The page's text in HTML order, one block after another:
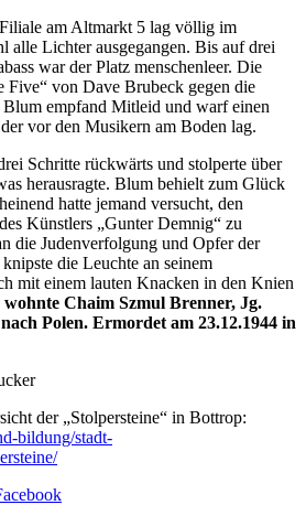
am Altmarkt 5 lag völlig im
alle Lichter ausgegangen. Bis auf drei
war der Platz menschenleer. Die
Five“ von Dave Brubeck gegen die
empfand Mitleid und warf einen
vor den Musikern am Boden lag.
Schritte rückwärts und stolperte über
herausragte. Blum behielt zum Glück
hatte jemand versucht, den
Künstlers „Gunter Demnig“ zu
die Judenverfolgung und Opfer der
die Leuchte an seinem
mit einem lauten Knacken in den Knien
Chaim Szmul Brenner, Jg.
nach Polen. Ermordet am 23.12.1944 in
der „Stolpersteine“ in Bottrop:
bildung/stadt-